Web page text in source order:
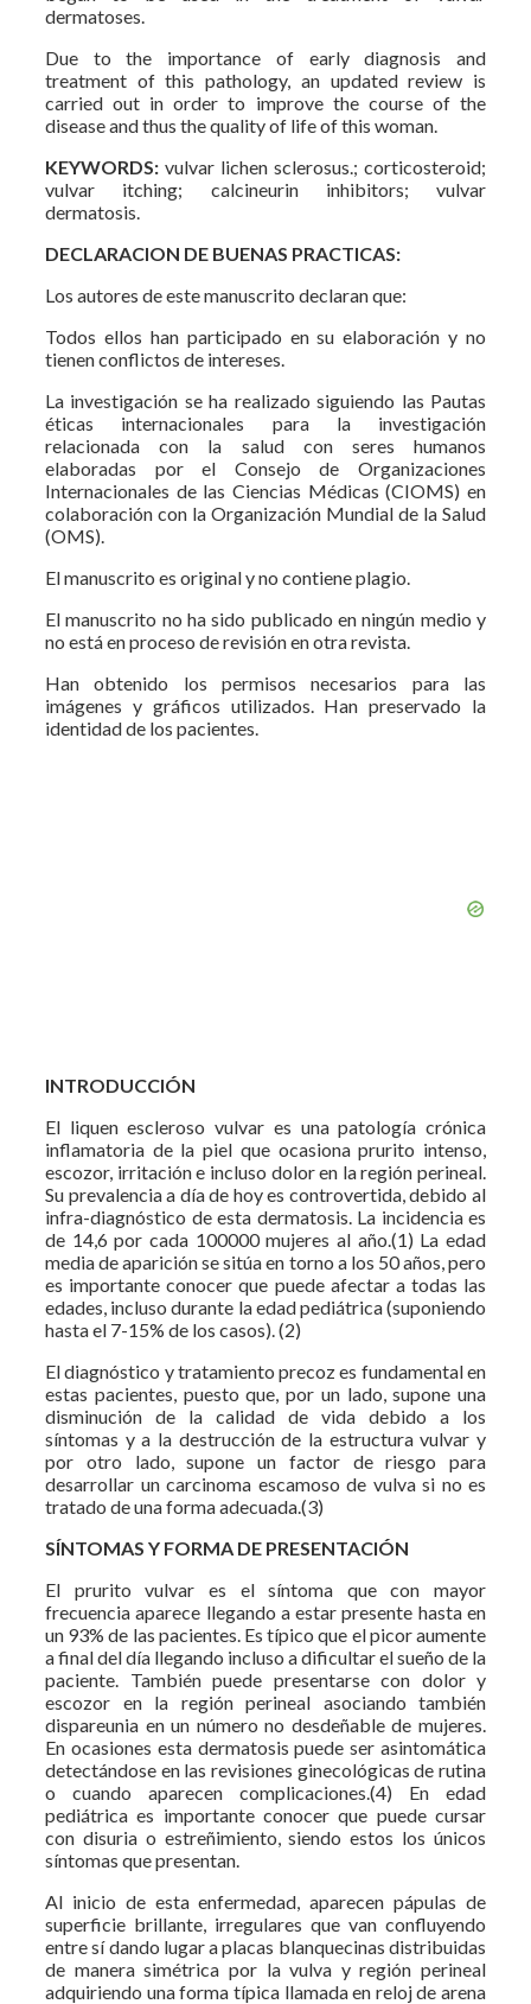
dermatoses.
Due to the importance of early diagnosis and
treatment of this pathology, an updated review is
carried out in order to improve the course of the
disease and thus the quality of life of this woman.
KEYWORDS: vulvar lichen sclerosus.; corticosteroid;
vulvar itching; calcineurin inhibitors; vulvar
dermatosis.
DECLARACION DE BUENAS PRACTICAS:
Los autores de este manuscrito declaran que:
Todos ellos han participado en su elaboración y no
tienen conflictos de intereses.
La investigación se ha realizado siguiendo las Pautas
éticas internacionales para la investigación
relacionada con la salud con seres humanos
elaboradas por el Consejo de Organizaciones
Internacionales de las Ciencias Médicas (CIOMS) en
colaboración con la Organización Mundial de la Salud
(OMS).
El manuscrito es original y no contiene plagio.
El manuscrito no ha sido publicado en ningún medio y
no está en proceso de revisión en otra revista.
Han obtenido los permisos necesarios para las
imágenes y gráficos utilizados. Han preservado la
identidad de los pacientes.
INTRODUCCIÓN
El liquen escleroso vulvar es una patología crónica
inflamatoria de la piel que ocasiona prurito intenso,
escozor, irritación e incluso dolor en la región perineal.
Su prevalencia a día de hoy es controvertida, debido al
infra-diagnóstico de esta dermatosis. La incidencia es
de 14,6 por cada 100000 mujeres al año.(1) La edad
media de aparición se sitúa en torno a los 50 años, pero
es importante conocer que puede afectar a todas las
edades, incluso durante la edad pediátrica (suponiendo
hasta el 7-15% de los casos). (2)
El diagnóstico y tratamiento precoz es fundamental en
estas pacientes, puesto que, por un lado, supone una
disminución de la calidad de vida debido a los
síntomas y a la destrucción de la estructura vulvar y
por otro lado, supone un factor de riesgo para
desarrollar un carcinoma escamoso de vulva si no es
tratado de una forma adecuada.(3)
SÍNTOMAS Y FORMA DE PRESENTACIÓN
El prurito vulvar es el síntoma que con mayor
frecuencia aparece llegando a estar presente hasta en
un 93% de las pacientes. Es típico que el picor aumente
a final del día llegando incluso a dificultar el sueño de la
paciente. También puede presentarse con dolor y
escozor en la región perineal asociando también
dispareunia en un número no desdeñable de mujeres.
En ocasiones esta dermatosis puede ser asintomática
detectándose en las revisiones ginecológicas de rutina
o cuando aparecen complicaciones.(4) En edad
pediátrica es importante conocer que puede cursar
con disuria o estreñimiento, siendo estos los únicos
síntomas que presentan.
Al inicio de esta enfermedad, aparecen pápulas de
superficie brillante, irregulares que van confluyendo
entre sí dando lugar a placas blanquecinas distribuidas
de manera simétrica por la vulva y región perineal
adquiriendo una forma típica llamada en reloj de arena